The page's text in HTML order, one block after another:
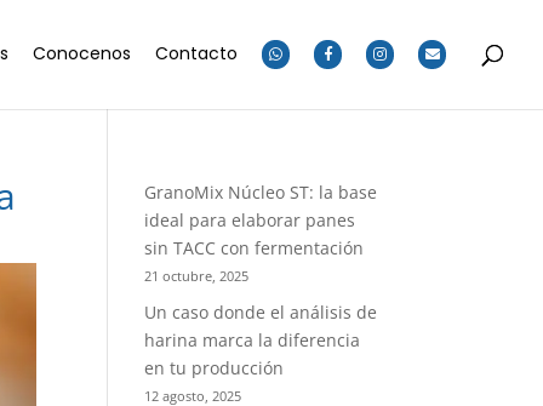
Conocenos Contacto
GranoMix Núcleo ST: la base
ideal para elaborar panes
sin TACC con fermentación
21 octubre, 2025
Un caso donde el análisis de
harina marca la diferencia
en tu producción
12 agosto, 2025